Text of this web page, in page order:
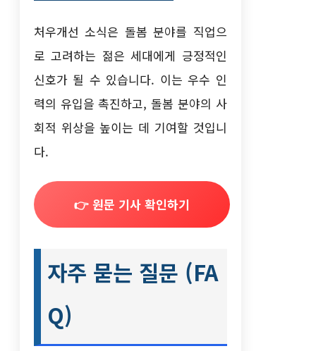
처우개선 소식은 돌봄 분야를 직업으
로 고려하는 젊은 세대에게 긍정적인
신호가 될 수 있습니다. 이는 우수 인
력의 유입을 촉진하고, 돌봄 분야의 사
회적 위상을 높이는 데 기여할 것입니
다.
👉 원문 기사 확인하기
자주 묻는 질문 (FA
Q)